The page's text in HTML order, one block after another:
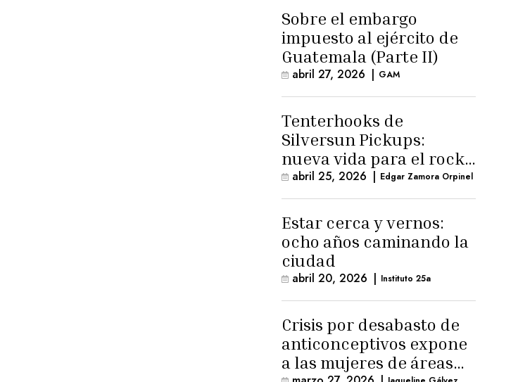
Sobre el embargo
impuesto al ejército de
Guatemala (Parte II)
abril 27, 2026 | GAM
Tenterhooks de
Silversun Pickups:
nueva vida para el rock
alternativo
abril 25, 2026 | Edgar Zamora Orpinel
Estar cerca y vernos:
ocho años caminando la
ciudad
abril 20, 2026 | Instituto 25a
Crisis por desabasto de
anticonceptivos expone
a las mujeres de áreas